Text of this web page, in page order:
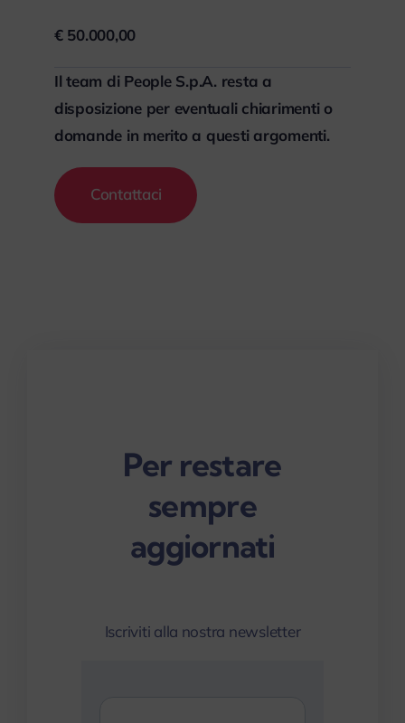
€ 50.000,00
Il team di People S.p.A. resta a
disposizione per eventuali chiarimenti o
domande in merito a questi argomenti.
Contattaci
Per restare
sempre
aggiornati
Iscriviti alla nostra newsletter